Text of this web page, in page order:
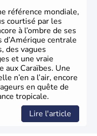
référence mondiale,
courtisé par les
à l’ombre de ses
centrale
des vagues
et une vraie
aux Caraïbes. Une
n’en a l’air, encore
en quête de
tropicale.
Lire l'article